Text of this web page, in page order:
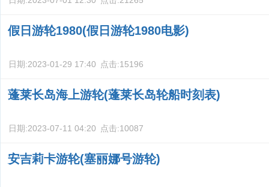
假日游轮1980(假日游轮1980电影)
日期:2023-01-29 17:40 点击:15196
蓬莱长岛海上游轮(蓬莱长岛轮船时刻表)
日期:2023-07-11 04:20 点击:10087
安吉莉卡游轮(塞丽娜号游轮)